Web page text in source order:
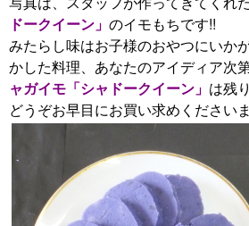
ドークイーン」 のイモもちです!!
みたらし味はお子様のおやつにいか
かした料理、あなたのアイディア次
ャガイモ「シャドークイーン」 は残
どうぞお早目にお買い求めください